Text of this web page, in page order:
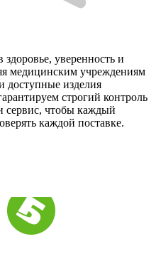
уверенность и
медицинским учреждениям
доступные изделия
строгий контроль
сервис, чтобы каждый
каждой поставке.